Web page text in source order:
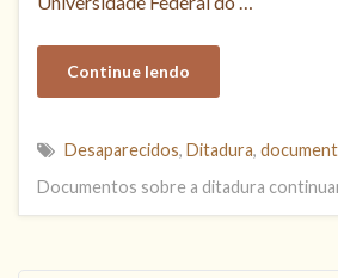
Continue lendo
Desaparecidos, Ditadura,
Documentos sobre a ditadura